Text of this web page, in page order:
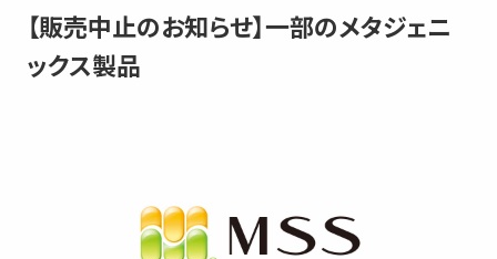
【販売中止のお知らせ】一部のメタジェニ
ックス製品